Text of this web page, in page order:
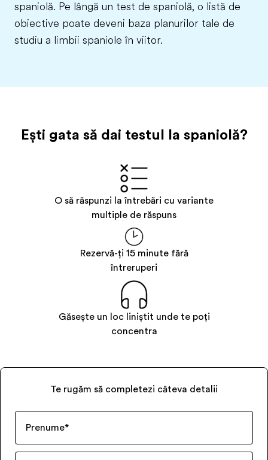
spaniolă. Pe lângă un test de spaniolă, o listă de
obiective poate deveni baza planurilor tale de
studiu a limbii spaniole în viitor.
Ești gata să dai testul la spaniolă?
O să răspunzi la întrebări cu variante
multiple de răspuns
Rezervă-ți 15 minute fără
întreruperi
Găsește un loc liniștit unde te poți
concentra
Te rugăm să completezi câteva detalii
Prenume*